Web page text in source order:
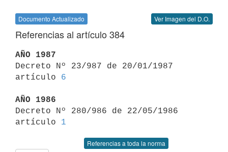
Documento Actualizado Ver Imagen del D.O.
Referencias al artículo 384
AÑO 1987
Decreto Nº 23/987 de 20/01/1987
artículo 6
AÑO 1986
Decreto Nº 280/986 de 22/05/1986
artículo 1
Referencias a toda la norma